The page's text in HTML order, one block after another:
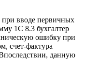
при вводе первичных
1С 8.3 бухгалтер
ошибку при
счет-фактура
данную